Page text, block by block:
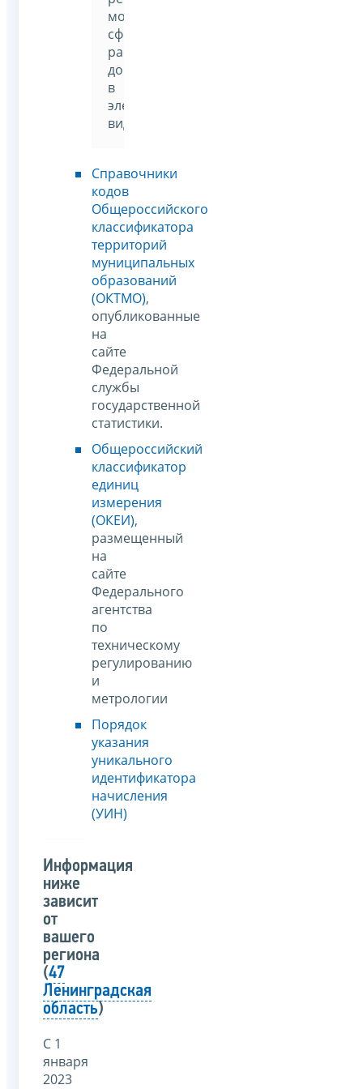
можно
сформировать
расчетный
документ
в
электронном
виде
Справочники
кодов
Общероссийского
классификатора
территорий
муниципальных
образований
(ОКТМО),
опубликованные
на
сайте
Федеральной
службы
государственной
статистики.
Общероссийский
классификатор
единиц
измерения
(ОКЕИ),
размещенный
на
сайте
Федерального
агентства
по
техническому
регулированию
и
метрологии
Порядок
указания
уникального
идентификатора
начисления
(УИН)
Информация
ниже
зависит
от
вашего
региона
(47
Ленинградская
область)
С 1
января
2023